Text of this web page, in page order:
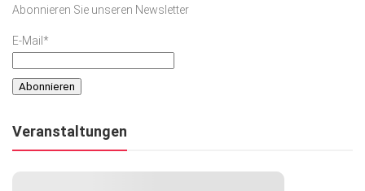
Lifestyle
Ausflug & Reise
SACHSEN IN PARIS
Abonnieren Sie unseren Newsletter
E-Mail*
Veranstaltungen